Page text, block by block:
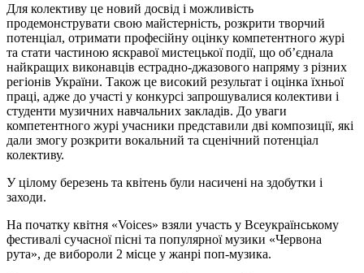
Для колективу це новий досвід і можливість
продемонструвати свою майстерність, розкрити творчий
потенціал, отримати професійну оцінку компетентного журі
та стати частиною яскравої мистецької події, що об’єднала
найкращих виконавців естрадно-джазового напряму з різних
регіонів України. Також це високий результат і оцінка їхньої
праці, адже до участі у конкурсі запрошувалися колективи і
студенти музичних навчальних закладів. До уваги
компетентного журі учасники представили дві композиції, які
дали змогу розкрити вокальний та сценічний потенціал
колективу.
У цілому березень та квітень були насичені на здобутки і
заходи.
На початку квітня «Voices» взяли участь у Всеукраїнському
фестивалі сучасної пісні та популярної музики «Червона
рута», де вибороли 2 місце у жанрі поп-музика.